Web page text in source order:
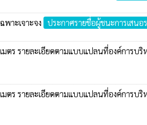
าะเจาะจง ประกาศรายชื่อผู้ชนะการเสนอ
มตร รายละเอียดตามแบบแปลนที่องค์การบ
มตร รายละเอียดตามแบบแปลนที่องค์การบ